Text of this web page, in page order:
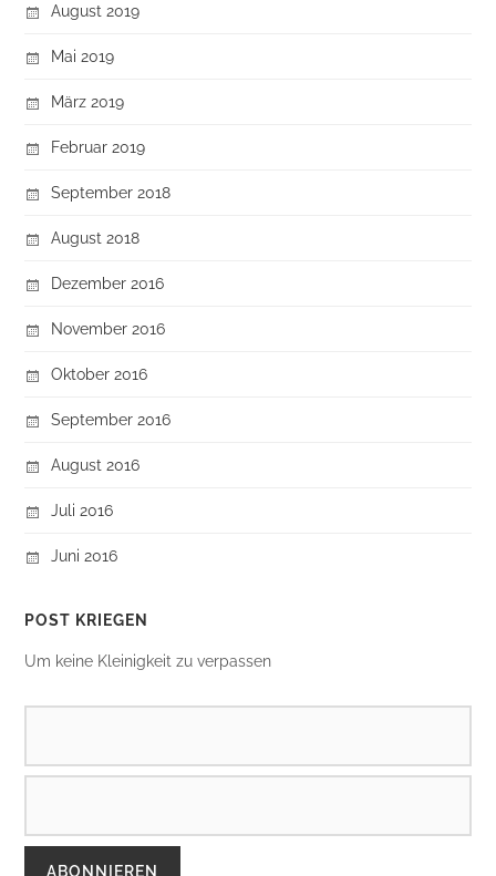
August 2019
Mai 2019
März 2019
Februar 2019
September 2018
August 2018
Dezember 2016
November 2016
Oktober 2016
September 2016
August 2016
Juli 2016
Juni 2016
POST KRIEGEN
Um keine Kleinigkeit zu verpassen